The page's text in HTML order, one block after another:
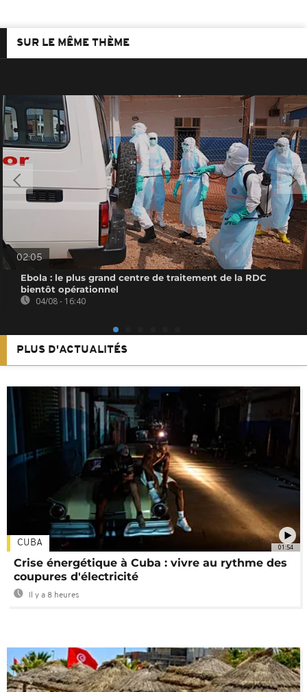
SUR LE MÊME THÈME
02:05
Ebola : le plus grand centre de traitement de la RDC
bientôt opérationnel
04/08 - 16:40
PLUS D'ACTUALITÉS
01:54
CUBA
Crise énergétique à Cuba : vivre au rythme des
coupures d'électricité
Il y a 8 heures